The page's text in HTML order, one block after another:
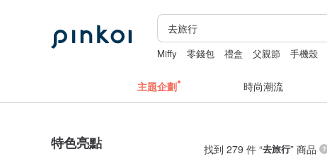
Miffy 零錢包 禮盒 父親節 手機殼
主題企劃 時尚潮流
特色亮點 找到 279 件 “去旅行” 商品